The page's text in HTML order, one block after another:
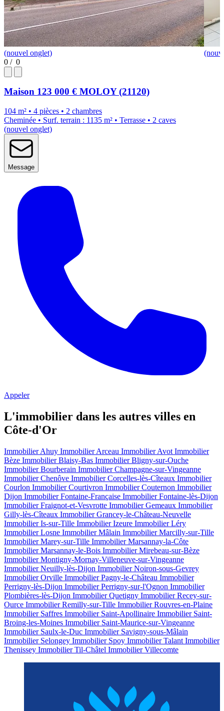
(nouvel onglet)
0 / 0
Maison 123 000 € MOLOY (21120)
104 m² • 4 pièces • 2 chambres
Cheminée • Surf. terrain : 1135 m² • Terrasse • 2 caves
(nouvel onglet)
Message
Appeler
L'immobilier dans les autres villes en
Côte-d'Or
Immobilier Ahuy Immobilier Arceau Immobilier Avot Immobilier
Bèze Immobilier Blaisy-Bas Immobilier Bligny-sur-Ouche
Immobilier Bourberain Immobilier Champagne-sur-Vingeanne
Immobilier Chenôve Immobilier Corcelles-lès-Cîteaux Immobilier
Courlon Immobilier Courtivron Immobilier Couternon Immobilier
Dijon Immobilier Fontaine-Française Immobilier Fontaine-lès-Dijon
Immobilier Fraignot-et-Vesvrotte Immobilier Gemeaux Immobilier
Gilly-lès-Cîteaux Immobilier Grancey-le-Château-Neuvelle
Immobilier Is-sur-Tille Immobilier Izeure Immobilier Léry
Immobilier Losne Immobilier Mâlain Immobilier Marcilly-sur-Tille
Immobilier Marey-sur-Tille Immobilier Marsannay-la-Côte
Immobilier Marsannay-le-Bois Immobilier Mirebeau-sur-Bèze
Immobilier Montigny-Mornay-Villeneuve-sur-Vingeanne
Immobilier Neuilly-lès-Dijon Immobilier Noiron-sous-Gevrey
Immobilier Orville Immobilier Pagny-le-Château Immobilier
Perrigny-lès-Dijon Immobilier Perrigny-sur-l'Ognon Immobilier
Plombières-lès-Dijon Immobilier Quetigny Immobilier Recey-sur-
Ource Immobilier Remilly-sur-Tille Immobilier Rouvres-en-Plaine
Immobilier Saffres Immobilier Saint-Apollinaire Immobilier Saint-
Broing-les-Moines Immobilier Saint-Maurice-sur-Vingeanne
Immobilier Saulx-le-Duc Immobilier Savigny-sous-Mâlain
Immobilier Selongey Immobilier Spoy Immobilier Talant Immobilier
Thenissey Immobilier Til-Châtel Immobilier Villecomte